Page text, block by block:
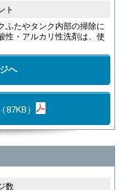
ト
ふたやタンク内部の掃除に
性・アルカリ性洗剤は、使
へ
87KB）
数